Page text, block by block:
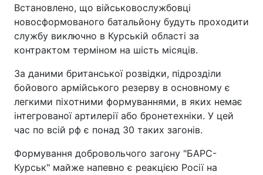
Встановлено, що військовослужбовці
новосформованого батальйону будуть проходити
службу виключно в Курській області за
контрактом терміном на шість місяців.
За даними британської розвідки, підрозділи
бойового армійського резерву в основному є
легкими піхотними формуваннями, в яких немає
інтегрованої артилерії або бронетехніки. У цей
час по всій рф є понад 30 таких загонів.
Формування добровольчого загону "БАРС-
Курськ" майже напевно є реакцією Росії на